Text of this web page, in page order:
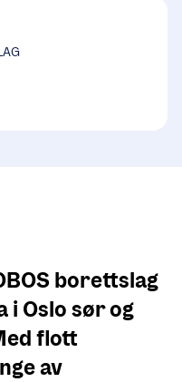
borettslag
i Oslo sør og
flott
av